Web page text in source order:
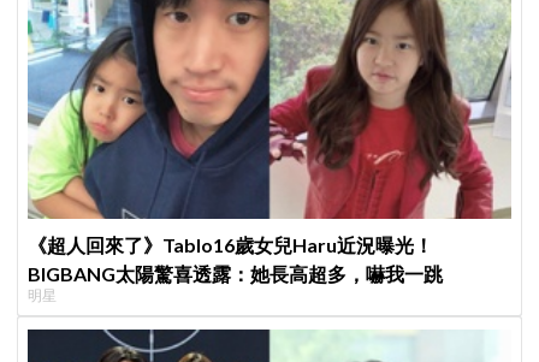
《超人回來了》Tablo16歲女兒Haru近況曝光！
BIGBANG太陽驚喜透露：她長高超多，嚇我一跳
明星